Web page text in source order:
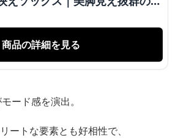
商品の詳細を見る
ード感を演出。
ートな要素とも好相性で、